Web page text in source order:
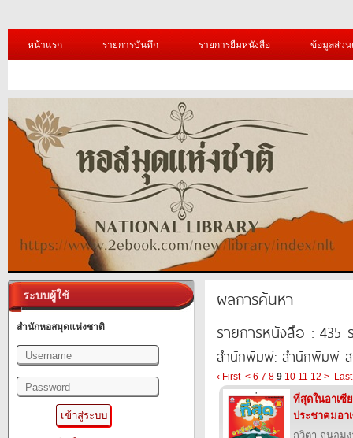
หน้าแรก รายการบันทึก รายการยืมหนังสือ ข้อมูลส่ว
ระบบผู้ใช้
สำนักหอสมุดแห่งชาติ
ผลการค้นหา
รายการหนังสือ : 435
สำนักพิมพ์: สำนักพิมพ์ ส
‹ First < 6 7 8 9 10 11 12 > Last
ที่สุดในอาเซี
ประชาคมอา
กวิตา ถนอม